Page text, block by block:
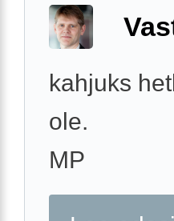
kahjuks
ole.
MP